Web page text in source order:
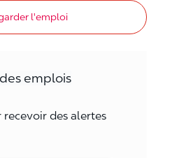
l'emploi
emplois
recevoir des alertes